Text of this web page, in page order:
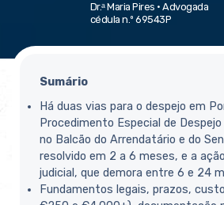
Dr.ᵃ Maria Pires · Advogada
cédula n.º 69543P
Sumário
Há duas vias para o despejo em
Procedimento Especial de
no Balcão do Arrendatário e do
resolvido em 2 a 6 meses, e a
judicial, que demora entre 6 e 24
Fundamentos legais, prazos,